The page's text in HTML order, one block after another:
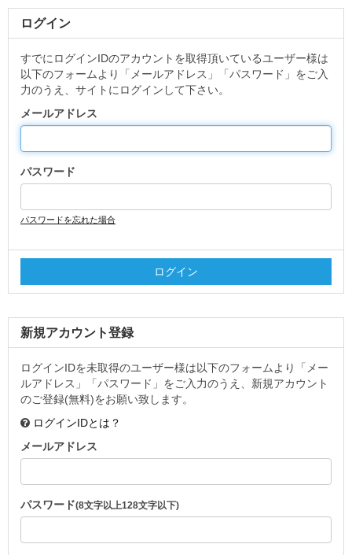
ログイン
すでにログインIDのアカウントを取得頂いているユーザー様は
以下のフォームより「メールアドレス」「パスワード」をご入
力のうえ、サイトにログインして下さい。
メールアドレス
パスワード
パスワードを忘れた場合
新規アカウント登録
ログインIDを未取得のユーザー様は以下のフォームより「メー
ルアドレス」「パスワード」をご入力のうえ、新規アカウント
のご登録(無料)をお願い致します。
ログインIDとは？
メールアドレス
パスワード(8文字以上128文字以下)